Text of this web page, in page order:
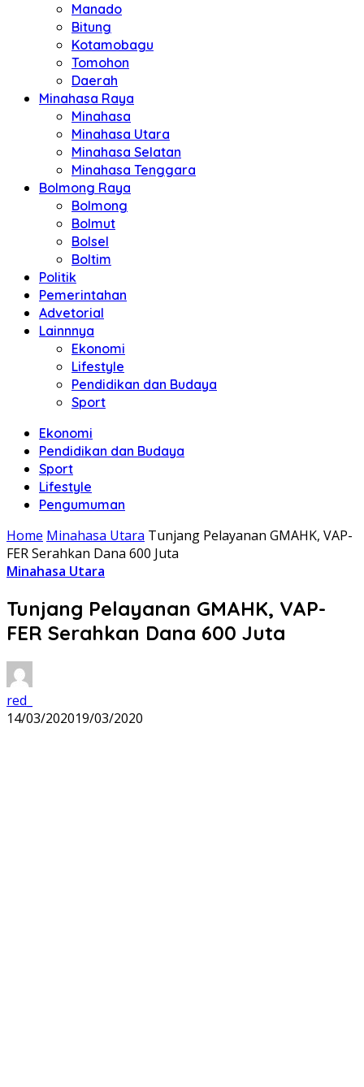
Manado
Bitung
Kotamobagu
Tomohon
Daerah
Minahasa Raya
Minahasa
Minahasa Utara
Minahasa Selatan
Minahasa Tenggara
Bolmong Raya
Bolmong
Bolmut
Bolsel
Boltim
Politik
Pemerintahan
Advetorial
Lainnnya
Ekonomi
Lifestyle
Pendidikan dan Budaya
Sport
Ekonomi
Pendidikan dan Budaya
Sport
Lifestyle
Pengumuman
Home Minahasa Utara Tunjang Pelayanan GMAHK, VAP-
FER Serahkan Dana 600 Juta
Minahasa Utara
Tunjang Pelayanan GMAHK, VAP-
FER Serahkan Dana 600 Juta
red_
14/03/202019/03/2020